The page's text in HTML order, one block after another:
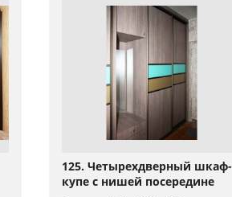
125. Четырехдверный шкаф-
купе с нишей посередине